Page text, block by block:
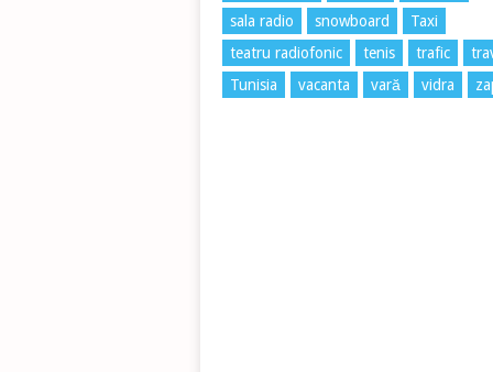
sala radio
snowboard
Taxi
teatru radiofonic
tenis trafic
Tunisia
vacanta vară vidra